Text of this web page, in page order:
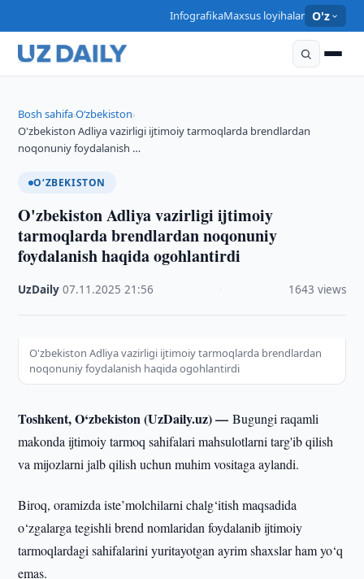
InfografikaMaxsus loyihalar O'z
Bosh sahifa›O‘zbekiston›
O'zbekiston Adliya vazirligi ijtimoiy tarmoqlarda brendlardan
noqonuniy foydalanish …
O‘ZBEKISTON
O'zbekiston Adliya vazirligi ijtimoiy
tarmoqlarda brendlardan noqonuniy
foydalanish haqida ogohlantirdi
UzDaily ·07.11.2025 ·21:56 1643 views
O'zbekiston Adliya vazirligi ijtimoiy tarmoqlarda brendlardan
noqonuniy foydalanish haqida ogohlantirdi
Toshkent, O‘zbekiston (UzDaily.uz) —Bugungi raqamli
makonda ijtimoiy tarmoq sahifalari mahsulotlarni targ'ib qilish
va mijozlarni jalb qilish uchun muhim vositaga aylandi.
Biroq, oramizda iste’molchilarni chalg‘itish maqsadida
o‘zgalarga tegishli brend nomlaridan foydalanib ijtimoiy
tarmoqlardagi sahifalarini yuritayotgan ayrim shaxslar ham yo‘q
emas.